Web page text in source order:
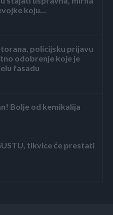
koju...
policijsku prijavu
odobrenje koje je
fasadu
Bolje od kemikalija
tikvice će prestati